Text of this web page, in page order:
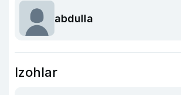
abdulla
Izohlar